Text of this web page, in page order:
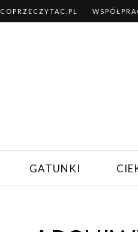
COPRZECZYTAC.PL
GATUNKI